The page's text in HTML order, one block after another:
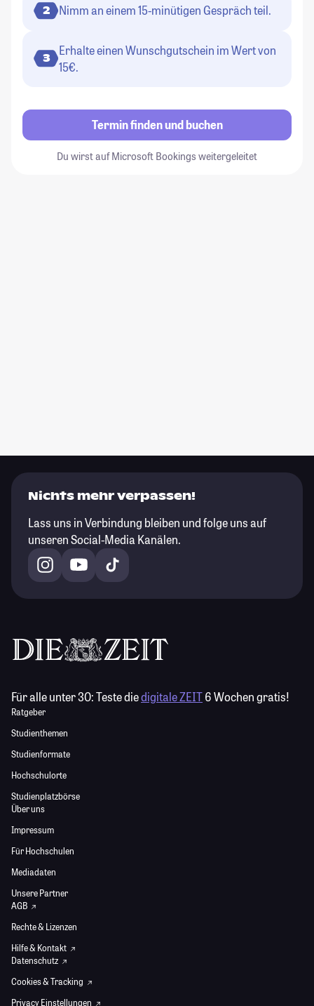
2 Nimm an einem 15-minütigen Gespräch teil.
3
Erhalte einen Wunschgutschein im Wert von
15€.
Termin finden und buchen
Du wirst auf Microsoft Bookings weitergeleitet
Nichts mehr verpassen!
Lass uns in Verbindung bleiben und folge uns auf
unseren Social-Media Kanälen.
Für alle unter 30:Teste diedigitale ZEIT6 Wochen gratis!
Ratgeber
Studienthemen
Studienformate
Hochschulorte
Studienplatzbörse
Über uns
Impressum
Für Hochschulen
Mediadaten
Unsere Partner
AGB
Rechte & Lizenzen
Hilfe & Kontakt
Datenschutz
Cookies & Tracking
Privacy Einstellungen